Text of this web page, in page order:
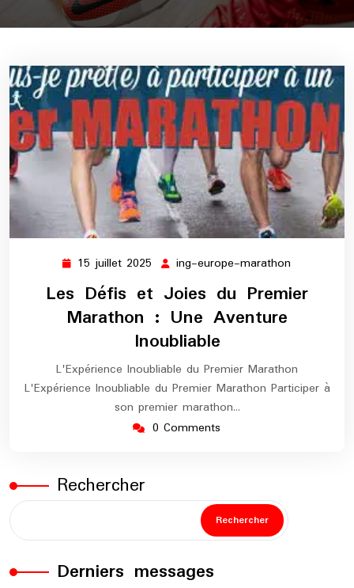
15 juillet 2025 15
juillet
2025
ing-europe-marathon
europe-
marathon
Les Défis et Joies du Premier
Marathon : Une Aventure
Inoubliable
L'Expérience Inoubliable du Premier Marathon
L'Expérience Inoubliable du Premier Marathon Participer à
son premier marathon…
0 Comments
Rechercher
Rechercher
Derniers messages